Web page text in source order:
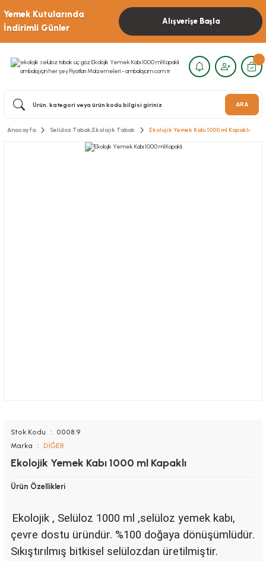
Yemek Kutularında
İndirimli Günler
Alışverişe Başla
ARA
Anasayfa Selüloz Tabak,Ekolojik Tabak Ekolojik Yemek Kabı 1000 ml Kapaklı
Stok Kodu
0008.9
Marka
DİĞER
Ekolojik Yemek Kabı 1000 ml Kapaklı
Ürün Özellikleri
Ekolojik , Selüloz 1000 ml ,selüloz yemek kabı,
çevre dostu üründür. %100 doğaya dönüşümlüdür.
Sıkıştırılmış bitkisel selülozdan üretilmiştir.